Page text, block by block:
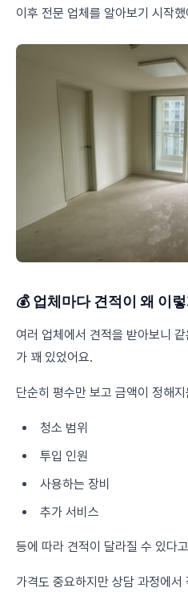
이후 전문 업체를 알아보기 시작했
💰 업체마다 견적이 왜 이
여러 업체에서 견적을 받아보니
가 꽤 있었어요.
단순히 평수만 보고 금액이 정해
청소 범위
투입 인원
사용하는 장비
추가 서비스
등에 따라 견적이 달라질 수 있다
가격도 중요하지만 상담 과정에